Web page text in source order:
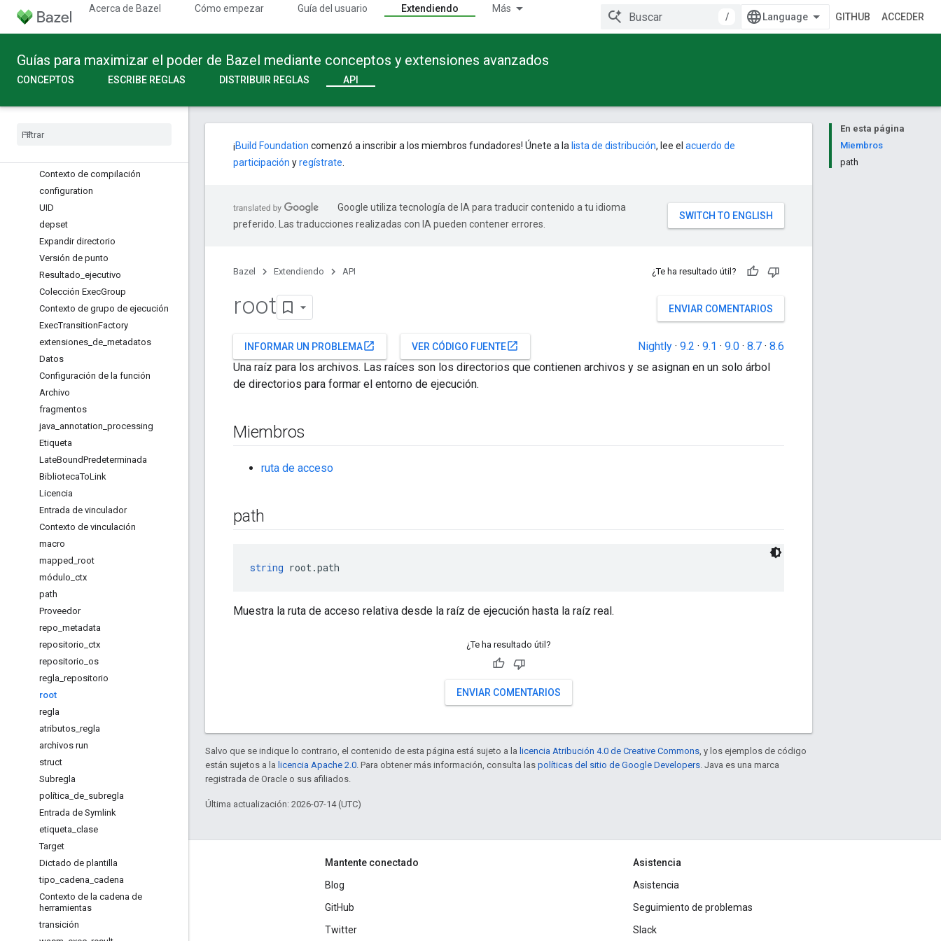
Acerca de Bazel Cómo empezar Guía del usuario Extendiendo Más
/ GITHUB ACCEDER
Guías para maximizar el poder de Bazel mediante conceptos y extensiones avanzados
CONCEPTOS ESCRIBE REGLAS DISTRIBUIR REGLAS API
plataforma_manzana
Aspecto
Atributo
etiquetas_del_módulo_bazel
Cc
Contexto de compilación
configuration
UID
depset
Expandir directorio
Versión de punto
Resultado ejecutivo
Colección ExecGroup
Contexto de grupo de ejecución
ExecTransitionFactory
extensiones de metadatos
Datos
Configuración de la función
Archivo
fragmentos
java annotation processing
Etiqueta
LateBoundPredeterminada
BibliotecaToLink
Licencia
Entrada de vinculador
Contexto de vinculación
macro
mapped root
módulo ctx
path
Proveedor
repo metadata
repositorio ctx
repositorio os
regla repositorio
root
regla
atributos regla
archivos run
struct
Subregla
política de subregla
Entrada de Symlink
etiqueta clase
Target
Dictado de plantilla
tipo cadena cadena
Contexto de la cadena de
herramientas
transición
En esta página
Miembros
path
¡Build Foundation comenzó a inscribir a los miembros fundadores! Únete a la lista de distribución, lee el acuerdo de
participación yregístrate
Google utiliza tecnología de IA para traducir contenido a tu idioma
preferido. Las traducciones realizadas con IA pueden contener errores.
Bazel Extendiendo API ¿Te ha resultado útil?
ENVIAR COMENTARIOS
root
INFORMAR UN PROBLEMAopen_in_new VER CÓDIGO FUENTEopen_in_new Nightly · 9.2 · 9.1 · 9.0 · 8.7 · 8.6
Una raíz para los archivos. Las raíces son los directorios que contienen archivos y se asignan en un solo árbol
de directorios para formar el entorno de ejecución.
Miembros
ruta de acceso
path
string root.path
Muestra la ruta de acceso relativa desde la raíz de ejecución hasta la raíz real.
¿Te ha resultado útil?
ENVIAR COMENTARIOS
Salvo que se indique lo contrario, el contenido de esta página está sujeto a la licencia Atribución 4.0 de Creative Commons, y los ejemplos de código
están sujetos a la licencia Apache 2.0. Para obtener más información, consulta las políticas del sitio de Google Developers. Java es una marca
registrada de Oracle o sus afiliados.
Última actualización: 2026-07-14 (UTC)
Información
¿Quiénes usan Bazel?
Contribuir
Modelo de administración
Mantente conectado
Blog
GitHub
Twitter
Asistencia
Asistencia
Seguimiento de problemas
Slack